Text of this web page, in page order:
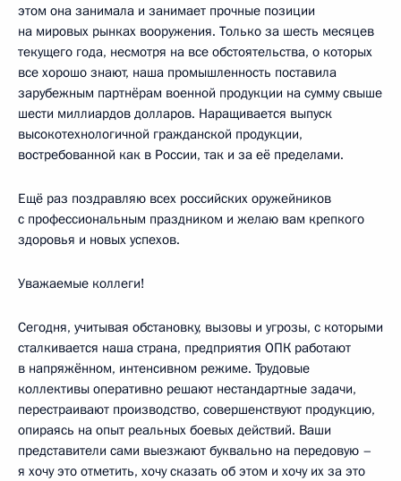
этом она занимала и занимает прочные позиции
на мировых рынках вооружения. Только за шесть месяцев
текущего года, несмотря на все обстоятельства, о которых
все хорошо знают, наша промышленность поставила
зарубежным партнёрам военной продукции на сумму свыше
шести миллиардов долларов. Наращивается выпуск
высокотехнологичной гражданской продукции,
востребованной как в России, так и за её пределами.
Ещё раз поздравляю всех российских оружейников
с профессиональным праздником и желаю вам крепкого
здоровья и новых успехов.
Уважаемые коллеги!
Сегодня, учитывая обстановку, вызовы и угрозы, с которыми
сталкивается наша страна, предприятия ОПК работают
в напряжённом, интенсивном режиме. Трудовые
коллективы оперативно решают нестандартные задачи,
перестраивают производство, совершенствуют продукцию,
опираясь на опыт реальных боевых действий. Ваши
представители сами выезжают буквально на передовую –
я хочу это отметить, хочу сказать об этом и хочу их за это